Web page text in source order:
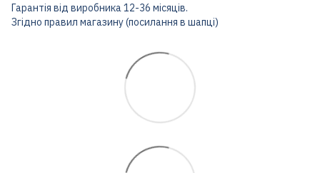
Гарантія від виробника 12-36 місяців.
Згідно правил магазину (посилання в шапці)